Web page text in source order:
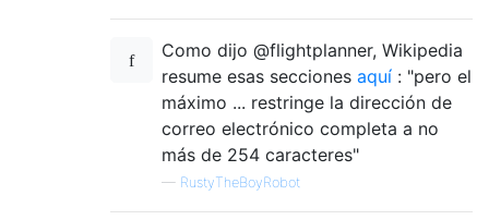
Como dijo @flightplanner, Wikipedia
resume esas secciones aquí : "pero el
máximo ... restringe la dirección de
correo electrónico completa a no
más de 254 caracteres"
— RustyTheBoyRobot